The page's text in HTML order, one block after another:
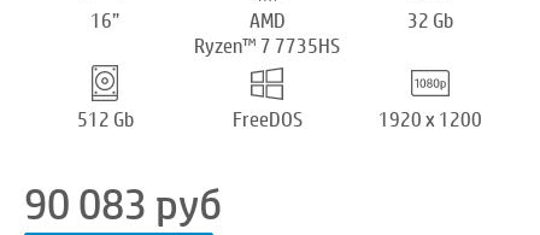
16”
AMD
Ryzen™ 7 7735HS
32 Gb
512 Gb FreeDOS 1920 x 1200
90 083 руб